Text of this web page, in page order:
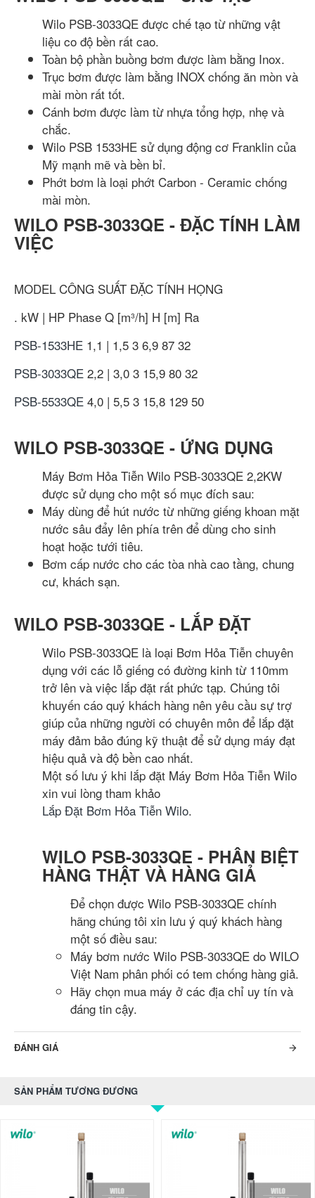
Wilo PSB-3033QE được chế tạo từ những vật
liệu co độ bền rất cao.
Toàn bộ phần buồng bơm được làm bằng Inox.
Trục bơm được làm bằng INOX chống ăn mòn và
mài mòn rất tốt.
Cánh bơm được làm từ nhựa tổng hợp, nhẹ và
chắc.
Wilo PSB 1533HE sử dụng động cơ Franklin của
Mỹ mạnh mẽ và bền bỉ.
Phớt bơm là loại phớt Carbon - Ceramic chống
mài mòn.
WILO PSB-3033QE - ĐẶC TÍNH LÀM
VIỆC
MODEL CÔNG SUẤT ĐẶC TÍNH HỌNG
. kW | HP Phase Q [m³/h] H [m] Ra
PSB-1533HE 1,1 | 1,5 3 6,9 87 32
PSB-3033QE 2,2 | 3,0 3 15,9 80 32
PSB-5533QE 4,0 | 5,5 3 15,8 129 50
WILO PSB-3033QE - ỨNG DỤNG
Máy Bơm Hỏa Tiễn Wilo PSB-3033QE 2,2KW
được sử dụng cho một số mục đích sau:
Máy dùng để hút nước từ những giếng khoan mặt
nước sâu đẩy lên phía trên để dùng cho sinh
hoạt hoặc tưới tiêu.
Bơm cấp nước cho các tòa nhà cao tầng, chung
cư, khách sạn.
WILO PSB-3033QE - LẮP ĐẶT
Wilo PSB-3033QE là loại Bơm Hỏa Tiễn chuyên
dụng với các lỗ giếng có đường kinh từ 110mm
trở lên và việc lắp đặt rất phức tạp. Chúng tôi
khuyến cáo quý khách hàng nên yêu cầu sự trợ
giúp của những người có chuyên môn để lắp đặt
máy đảm bảo đúng kỹ thuật để sử dụng máy đạt
hiệu quả và độ bền cao nhất.
Một số lưu ý khi lắp đặt Máy Bơm Hỏa Tiễn Wilo
xin vui lòng tham khảo
Lắp Đặt Bơm Hỏa Tiễn Wilo.
WILO PSB-3033QE - PHÂN BIỆT
HÀNG THẬT VÀ HÀNG GIẢ
Để chọn được Wilo PSB-3033QE chính
hãng chúng tôi xin lưu ý quý khách hàng
một số điều sau:
Máy bơm nước Wilo PSB-3033QE do WILO
Việt Nam phân phối có tem chống hàng giả.
Hãy chọn mua máy ở các địa chỉ uy tín và
đáng tin cậy.
ĐÁNH GIÁ
SẢN PHẨM TƯƠNG ĐƯƠNG